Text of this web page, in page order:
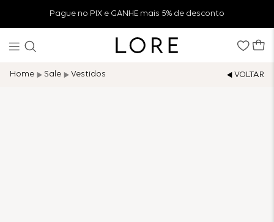
Pague no PIX e GANHE mais 5% de desconto
Sale Vestidos